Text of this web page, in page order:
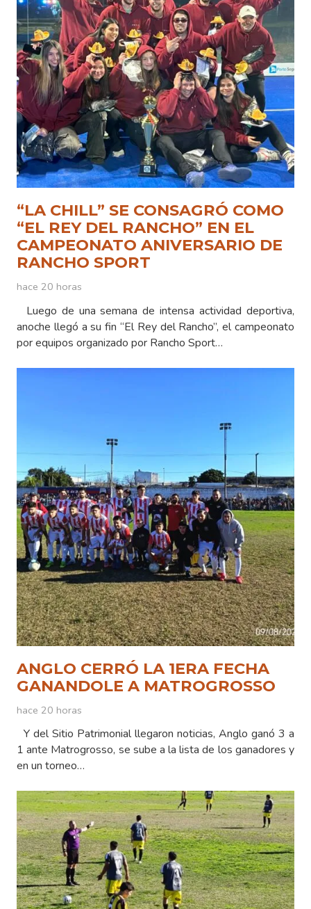
“LA CHILL” SE CONSAGRÓ COMO
“EL REY DEL RANCHO” EN EL
CAMPEONATO ANIVERSARIO DE
RANCHO SPORT
hace 20 horas
Luego de una semana de intensa actividad deportiva,
anoche llegó a su fin “El Rey del Rancho”, el campeonato
por equipos organizado por Rancho Sport…
ANGLO CERRÓ LA 1ERA FECHA
GANANDOLE A MATROGROSSO
hace 20 horas
Y del Sitio Patrimonial llegaron noticias, Anglo ganó 3 a
1 ante Matrogrosso, se sube a la lista de los ganadores y
en un torneo…